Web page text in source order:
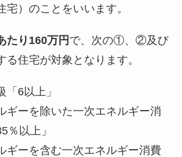
宅）のことをいいます。
たり160万円 で、次の①、②及び
住宅が対象となります。
6以上」
ーを除いた一次エネルギー消
％以上」
ーを含む一次エネルギー消費